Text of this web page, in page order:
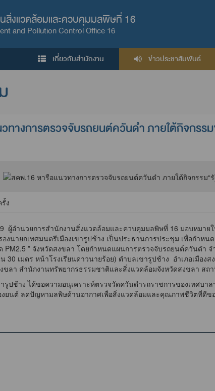
สิ่งแวดล้อมและควบคุมมลพิษที่ 16
and Pollution Control Office 16
เกี่ยวกับสำนักงาน ข่าวประชาสัมพันธ์
ทางการตรวจจับรถยนต์ควันดำ ภายใต้กิจกรร
ง
อำนวยการสำนักงานสิ่งแวดล้อมและควบคุมมลพิษที่ 16 มอบหมายใ
นายกเทศมนตรีเมืองเขารูปช้าง เป็นประธานการประชุม เพื่อกำห
” จังหวัดสงขลา โดยกำหนดแผนการตรวจจับรถยนต์ควันด
30 เมตร หน้าโรงเรียนดาวนายร้อย) ตำบลเขารูปช้าง อำเภอเมือ
ขลา สำนักงานทรัพยากรธรรมชาติและสิ่งแวดล้อมจังหวัดสงขลา สถ
ปช้าง ได้ขอความอนุเคราะห์ตรวจวัดควันดำรถราชการของเทศบา
งยนต์ ลดปัญหามลพิษด้านอากาศเพื่อสิ่งแวดล้อมและคุณภาพชีวิตที่ดีข